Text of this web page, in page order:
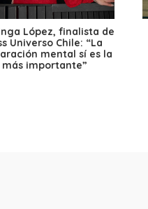
López, finalista de
Universo Chile: “La
mental sí es la
más importante”